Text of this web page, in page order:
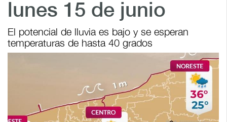
lunes 15 de junio
El potencial de lluvia es bajo y se esperan
temperaturas de hasta 40 grados